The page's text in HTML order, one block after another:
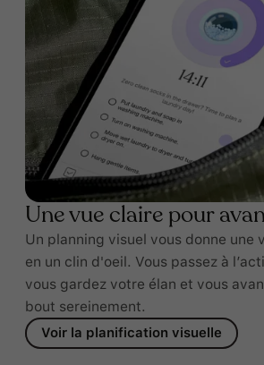
Une vue claire pour
Un planning visuel vous donne une
en un clin d'oeil. Vous passez à
vous gardez votre élan et vous
bout sereinement.
Voir la planification visuelle